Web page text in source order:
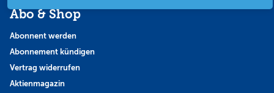
Abo & Shop
Abonnent werden
Abonnement kündigen
Vertrag widerrufen
Aktienmagazin